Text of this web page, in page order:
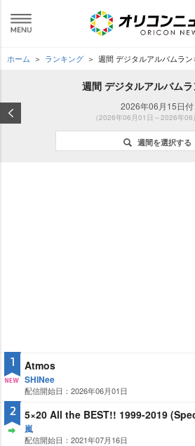
ホーム ランキング 週間 デジタルアルバムラ
週間 デジタルアルバム
2026年06月15日付
（2026年06月01日～2026年06
週間を選択する
1
W
Atmos
SHINee
配信開始日：2026年06月01日
2 5×20 All the BEST!! 1999-2019
嵐
配信開始日：2021年07月16日